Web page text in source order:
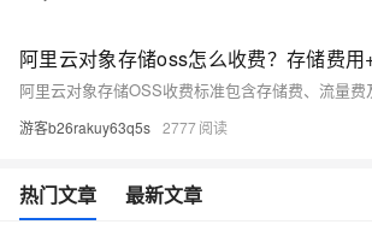
阿里云对象存储oss怎么收费？存储费用
游客b26rakuy63q5s 2777
热门文章 最新文章